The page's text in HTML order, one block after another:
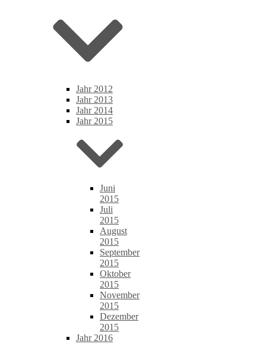
Jahr 2012
Jahr 2013
Jahr 2014
Jahr 2015
Juni
2015
Juli
2015
August
2015
September
2015
Oktober
2015
November
2015
Dezember
2015
Jahr 2016